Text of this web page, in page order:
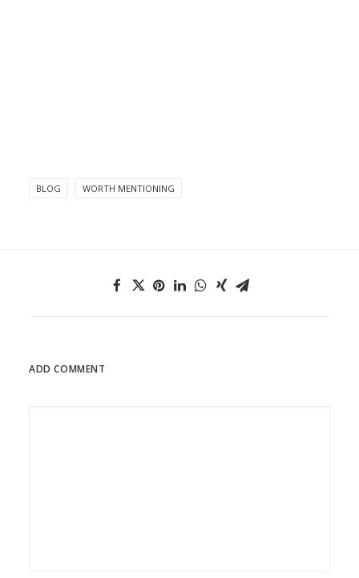
BLOG WORTH MENTIONING
ADD COMMENT